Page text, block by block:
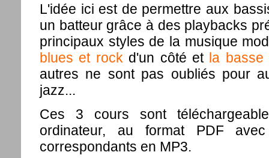
L'idée ici est de permettre aux
un batteur grâce à des playbacks
principaux styles de la musique
blues et rock d'un côté et la basse
autres ne sont pas oubliés pour
jazz...
Ces 3 cours sont
ordinateur, au format PDF
correspondants en MP3.